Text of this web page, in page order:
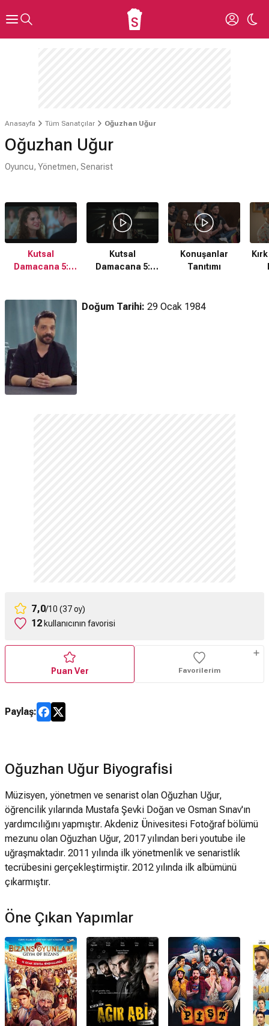
Anasayfa Tüm Sanatçılar Oğuzhan Uğur
Oğuzhan Uğur
Oyuncu, Yönetmen, Senarist
Kutsal
Damacana 5:
Kutsal
Damacana 5:
Konuşanlar
Tanıtımı
Doğum Tarihi: 29 Ocak 1984
7,0/10 (37 oy)
12kullanıcının favorisi
Puan Ver Favorilerim
Paylaş:
Oğuzhan Uğur Biyografisi
Müzisyen, yönetmen ve senarist olan Oğuzhan Uğur,
öğrencilik yılarında Mustafa Şevki Doğan ve Osman Sınav'ın
yardımcılığını yapmıştır. Akdeniz Ünivesitesi Fotoğraf bölümü
mezunu olan Oğuzhan Uğur, 2017 yılından beri youtube ile
uğraşmaktadır. 2011 yılında ilk yönetmenlik ve senaristlik
tecrübesini gerçekleştirmiştir. 2012 yılında ilk albümünü
çıkarmıştır.
Öne Çıkan Yapımlar